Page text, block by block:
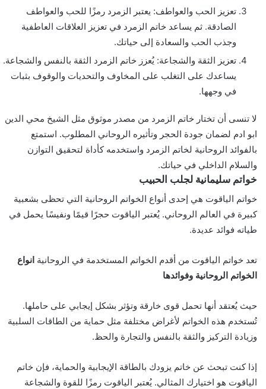
تعزيز الحب والعواطف: يعتبر الزمرد رمزًا للحب والعواطف
الصادقة. ثم يساعد خاتم الزمرد في تعزيز العلاقات العاطفية
وجذب الحب والسعادة إلى حياتك.
تعزيز الثقة والشجاعة: يُعزز خاتم الزمرد الثقة بالنفس والشجاعة.
يساعدك على التغلب على المخاوف والتحديات والوقوف بثبات
في وجهها.
لا تنسى أن تختار خاتم الزمرد من مصدر موثوق مثل الشيخ محي الدين
ابو ادم لضمان جودة الحجر وتأثيره الروحاني المطلوب. استمتع
بالفوائد الروحانية لخاتم الزمرد واستخدمه كأداة لتحقيق التوازن
والسلام الداخلي في حياتك.
خواتم سليمانية لجلب الحبيب
خواتم الياقوت هي إحدى أنواع الخواتم الروحانية التي تحظى بشعبية
كبيرة في العالم الروحاني. يُعتبر الياقوت حجرًا قيمًا ونفيسًا يحمل في
طياته فوائد عديدة.
تعد خواتم الياقوت من أقدم الخواتم المستخدمة في الروحانية انواع
الخواتم الروحانية وفوائدها
حيث يُعتقد أنها تحمل قوى خارقة وتؤثر بشكل إيجابي على حاملها.
تُستخدم هذه الخواتم لأغراض مختلفة مثل حماية من الطاقات السلبية
وزيادة التركيز والثقة بالنفس والتجارة والحظ.
إذا كنت تبحث عن خاتم يزودك بالطاقة الإيجابية والحماية، فإن خاتم
الياقوت هو اختيارك المثالي. يُعتبر الياقوت رمزًا للقوة والشجاعة